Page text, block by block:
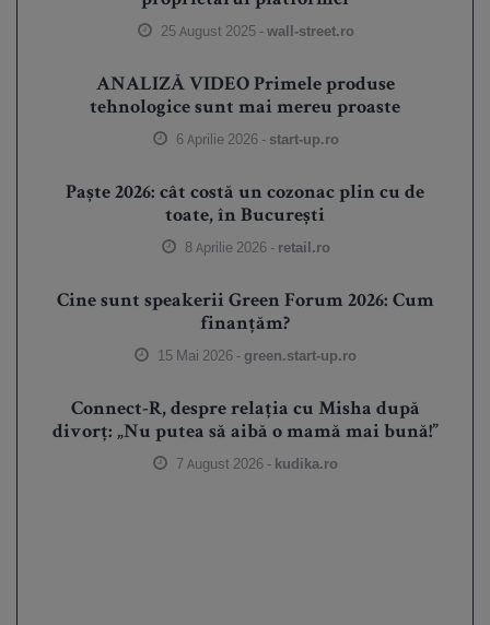
25 August 2025 -wall-street.ro
ANALIZĂ VIDEO Primele produse
tehnologice sunt mai mereu proaste
6 Aprilie 2026 - start-up.ro
Paște 2026: cât costă un cozonac plin cu de
toate, în București
8 Aprilie 2026 - retail.ro
Cine sunt speakerii Green Forum 2026: Cum
finanțăm?
15 Mai 2026 - green.start-up.ro
Connect-R, despre relația cu Misha după
divorț: „Nu putea să aibă o mamă mai bună!”
7 August 2026 - kudika.ro